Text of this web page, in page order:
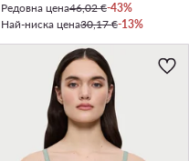
Редовна цена46,02 €-43%
Най-ниска цена30,17 €-13%